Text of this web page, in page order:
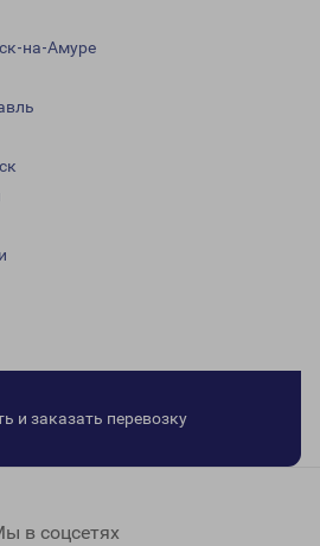
на-Амуре
и заказать перевозку
в соцсетях